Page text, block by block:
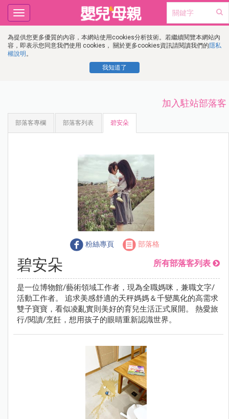
為提供您更多優質的內容，本網站使用cookies分析技術。若繼續閱覽本網站內
容，即表示您同意我們使用 cookies， 關於更多cookies資訊請閱讀我們的隱私
權說明 。
我知道了
Toggle
navigation
加入駐站部落客
部落客專欄 部落客列表 碧安朵
粉絲專頁 部落格
碧安朵 所有部落客列表
是一位博物館/藝術領域工作者，現為全職媽咪，兼職文字/
活動工作者。 追求美感舒適的天秤媽媽＆千變萬化的高需求
雙子寶寶，看似凌亂實則美好的育兒生活正式展開。 熱愛旅
行/閱讀/烹飪，想用孩子的眼睛重新認識世界。